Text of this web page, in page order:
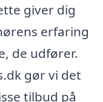
giver dig
erfaring
de udfører.
gør vi det
tilbud på